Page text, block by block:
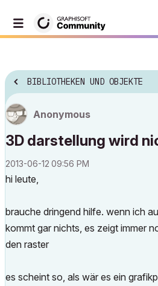
BIBLIOTHEKEN UND OBJEKTE
Anonymous
3D darstellung wird
‎2013-06-12 09:56 PM
hi leute,
brauche dringend hilfe. wenn ich
kommt gar nichts, es zeigt immer
den raster
es scheint so, als wär es ein